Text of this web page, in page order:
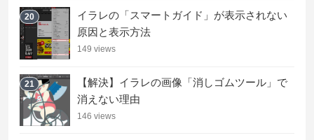
20
イラレの「スマートガイド」が表示されない
原因と表示方法
149 views
21
【解決】イラレの画像「消しゴムツール」で
消えない理由
146 views